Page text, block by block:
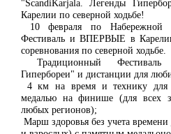
"ScandiKarjala. Легенды
Карелии по северной ходьбе!
10 февраля по Набережной
Фестиваль и ВПЕРВЫЕ в
соревнования по северной ходьбе.
Традиционный Фестиваль
Гипербореи" и дистанции для
4 км на время и технику для
медалью на финише (для всех
любых регионов);
Марш здоровья без учета